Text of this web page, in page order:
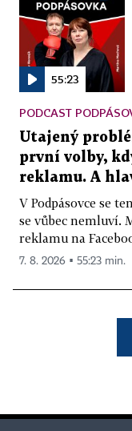
55:23
PODCAST
Utajený
první volby,
reklamu. A
V Podpásovce se
se vůbec nemluví.
reklamu na
7. 8. 2026 ▪ 55:23 min.